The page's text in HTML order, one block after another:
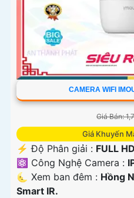
CAMERA WIFI
Giá Bán:
Giá Khuyến
️⚡ Độ Phân giải : FULL
⚛️ Công Nghệ Camera :
🌜 Xem ban đêm : Hồng
Smart IR.